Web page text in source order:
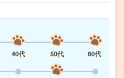
40代 50代
60代